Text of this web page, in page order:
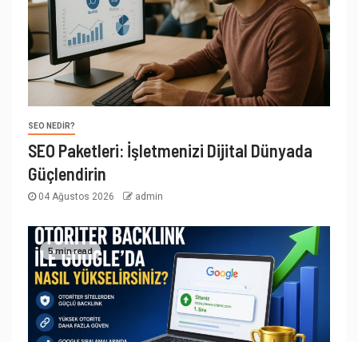
SEO NEDIR?
SEO Paketleri: İşletmenizi Dijital Dünyada
Güçlendirin
04 Ağustos 2026 admin
5 min read